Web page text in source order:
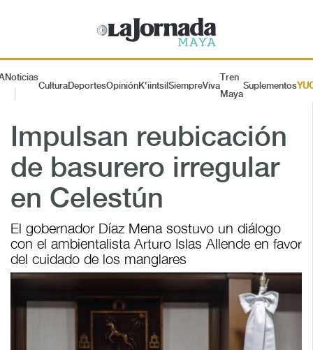
Noticias
CulturaDeportesOpiniónK'iintsil SiempreViva
Tren
Maya
Suplementos
Impulsan reubicación
de basurero irregular
en Celestún
El gobernador Díaz Mena sostuvo un diálogo
con el ambientalista Arturo Islas Allende en favor
del cuidado de los manglares